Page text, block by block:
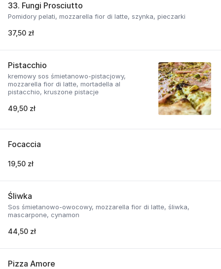
33. Fungi Prosciutto
Pomidory pelati, mozzarella fior di latte, szynka, pieczarki
37,50 zł
Pistacchio
kremowy sos śmietanowo-pistacjowy,
mozzarella fior di latte, mortadella al
pistacchio, kruszone pistacje
49,50 zł
Focaccia
19,50 zł
Śliwka
Sos śmietanowo-owocowy, mozzarella fior di latte, śliwka,
mascarpone, cynamon
44,50 zł
Pizza Amore